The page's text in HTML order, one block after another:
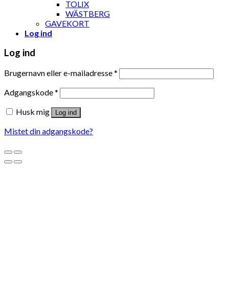
TOLIX
WÄSTBERG
GAVEKORT
Log ind
Log ind
Brugernavn eller e-mailadresse*
Adgangskode*
Husk mig
Log ind
Mistet din adgangskode?